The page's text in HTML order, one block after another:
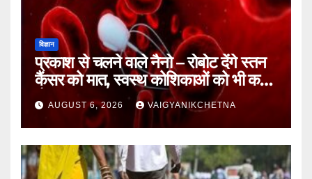
विज्ञान
प्रकाश से चलने वाले नैनो – रोबोट देंगे स्तन
कैंसर को मात, स्वस्थ कोशिकाओं को भी कम
होगा नुकसान
AUGUST 6, 2026 VAIGYANIKCHETNA